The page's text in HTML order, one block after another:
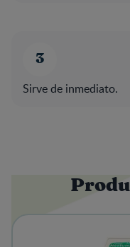
Sirve de inmediato.